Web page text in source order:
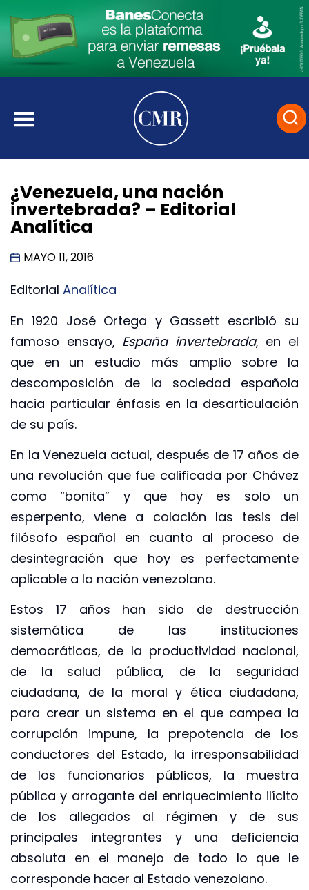
¿Venezuela, una nación
invertebrada? – Editorial
Analítica
MAYO 11, 2016
Editorial Analítica
En 1920 José Ortega y Gassett escribió su
famoso ensayo, España invertebrada, en el
que en un estudio más amplio sobre la
descomposición de la sociedad española
hacia particular énfasis en la desarticulación
de su país.
En la Venezuela actual, después de 17 años de
una revolución que fue calificada por Chávez
como “bonita” y que hoy es solo un
esperpento, viene a colación las tesis del
filósofo español en cuanto al proceso de
desintegración que hoy es perfectamente
aplicable a la nación venezolana.
Estos 17 años han sido de destrucción
sistemática de las instituciones
democráticas, de la productividad nacional,
de la salud pública, de la seguridad
ciudadana, de la moral y ética ciudadana,
para crear un sistema en el que campea la
corrupción impune, la prepotencia de los
conductores del Estado, la irresponsabilidad
de los funcionarios públicos, la muestra
pública y arrogante del enriquecimiento ilícito
de los allegados al régimen y de sus
principales integrantes y una deficiencia
absoluta en el manejo de todo lo que le
corresponde hacer al Estado venezolano.